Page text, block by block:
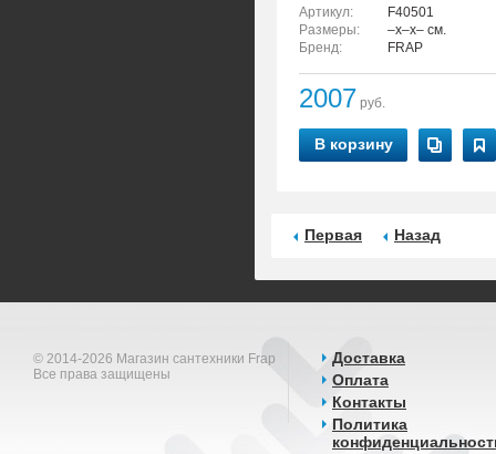
Артикул:
F40501
Размеры:
–x–x– см.
Бренд:
FRAP
2007 руб.
В корзину
Первая Назад
© 2014-2026 Магазин сантехники Frap
Все права защищены
Доставка
Оплата
Контакты
Политика